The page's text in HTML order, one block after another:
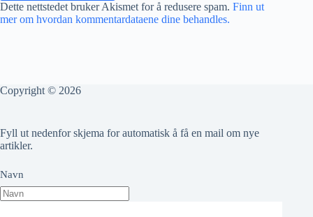
Dette nettstedet bruker Akismet for å redusere spam. Finn ut
mer om hvordan kommentardataene dine behandles.
Copyright © 2026
Fyll ut nedenfor skjema for automatisk å få en mail om nye
artikler.
Navn